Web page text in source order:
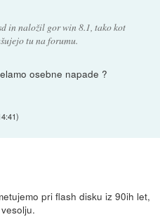
in naložil gor win 8.1, tako kot
tu na forumu.
osebne napade ?
)
pri flash disku iz 90ih let,